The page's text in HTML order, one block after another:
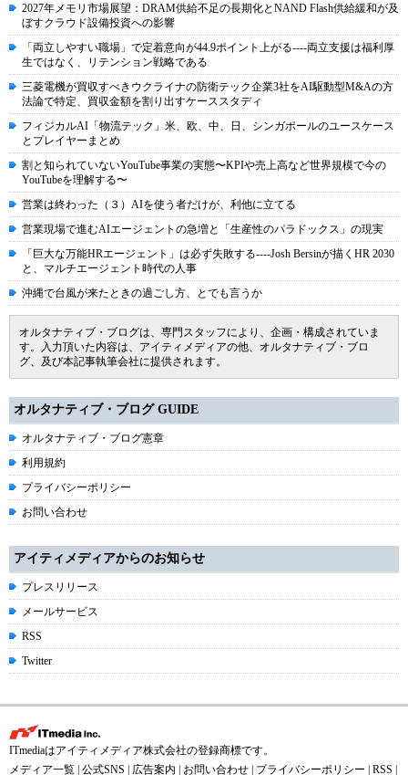
2027年メモリ市場展望：DRAM供給不足の長期化とNAND Flash供給緩和が及
ぼすクラウド設備投資への影響
「両立しやすい職場」で定着意向が44.9ポイント上がる----両立支援は福利厚
生ではなく、リテンション戦略である
三菱電機が買収すべきウクライナの防衛テック企業3社をAI駆動型M&Aの方
法論で特定、買収金額を割り出すケーススタディ
フィジカルAI「物流テック」米、欧、中、日、シンガポールのユースケース
とプレイヤーまとめ
割と知られていないYouTube事業の実態〜KPIや売上高など世界規模で今の
YouTubeを理解する〜
営業は終わった（３）AIを使う者だけが、利他に立てる
営業現場で進むAIエージェントの急増と「生産性のパラドックス」の現実
「巨大な万能HRエージェント」は必ず失敗する----Josh Bersinが描くHR 2030
と、マルチエージェント時代の人事
沖縄で台風が来たときの過ごし方、とでも言うか
オルタナティブ・ブログは、専門スタッフにより、企画・構成されていま
す。入力頂いた内容は、アイティメディアの他、オルタナティブ・ブロ
グ、及び本記事執筆会社に提供されます。
オルタナティブ・ブログ GUIDE
オルタナティブ・ブログ憲章
利用規約
プライバシーポリシー
お問い合わせ
アイティメディアからのお知らせ
プレスリリース
メールサービス
RSS
Twitter
ITmediaはアイティメディア株式会社の登録商標です。
メディア一覧 | 公式SNS | 広告案内 | お問い合わせ | プライバシーポリシー | RSS |